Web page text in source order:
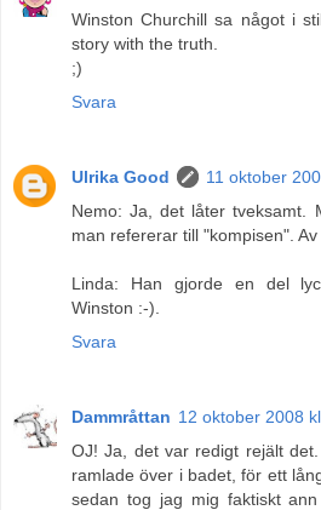
Winston Churchill sa något i
story with the truth.
;)
Svara
Ulrika Good
11 oktober
Nemo: Ja, det låter tveksamt.
man refererar till "kompisen". Av
Linda: Han gjorde en del
Winston :-).
Svara
Dammråttan 12 oktober 2008
OJ! Ja, det var redigt rejält
ramlade över i badet, för ett
sedan tog jag mig faktiskt